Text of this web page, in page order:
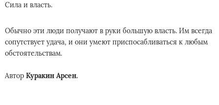
Сила и власть.
Обычно эти люди получают в руки большую власть. Им всегда
сопутствует удача, и они умеют приспосабливаться к любым
обстоятельствам.
Автор Куракин Арсен.